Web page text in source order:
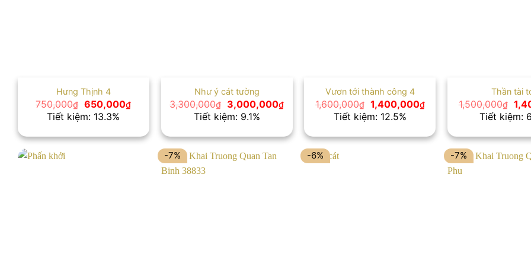
Hưng Thịnh 4
750,000₫ Giá
gốc
là:
650,000₫Giá
650,000₫.
Tiết kiệm: 13.3%
Như ý cát tường
3,300,000₫
Giá
gốc
là:
3,000,000₫Giá
là:
3,000,000₫.
Tiết kiệm: 9.1%
Vươn tới thành công 4
1,600,000₫ Giá
gốc
là:
1,400,000₫Giá
hiện
là:
1,400,000₫.
Tiết kiệm: 12.5%
Thần tài
1,500,000₫
Giá
gốc
là:
Tiết kiệm:
-7% -6% -7%